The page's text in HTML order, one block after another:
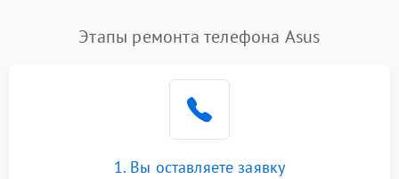
Не работает Face ID 4000 ₽ Подробнее →
Этапы ремонта телефона Asus
1. Вы оставляете заявку